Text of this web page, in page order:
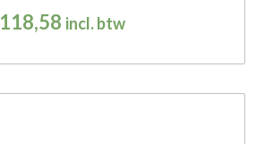
118,58 incl. btw